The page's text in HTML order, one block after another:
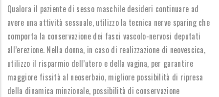
Qualora il paziente di sesso maschile desideri continuare ad
avere una attività sessuale, utilizzo la tecnica nerve sparing che
comporta la conservazione dei fasci vascolo-nervosi deputati
all’erezione. Nella donna, in caso di realizzazione di neovescica,
utilizzo il risparmio dell’utero e della vagina, per garantire
maggiore fissità al neoserbaio, migliore possibilità di ripresa
della dinamica minzionale, possibilità di conservazione